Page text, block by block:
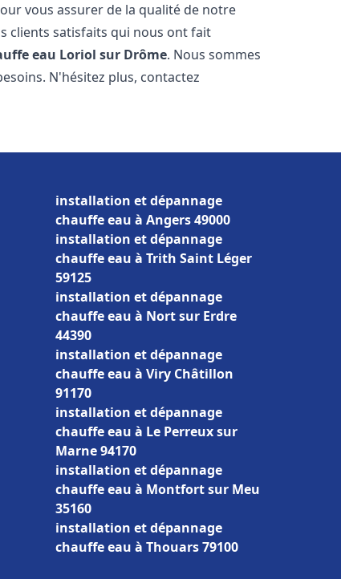
vous assurer de la qualité de notre
clients satisfaits qui nous ont fait
eau Loriol sur Drôme. Nous sommes
N'hésitez plus, contactez
installation et dépannage
chauffe eau à Angers 49000
installation et dépannage
chauffe eau à Trith Saint Léger
59125
installation et dépannage
chauffe eau à Nort sur Erdre
44390
installation et dépannage
chauffe eau à Viry Châtillon
91170
installation et dépannage
chauffe eau à Le Perreux sur
Marne 94170
installation et dépannage
chauffe eau à Montfort sur Meu
35160
installation et dépannage
chauffe eau à Thouars 79100